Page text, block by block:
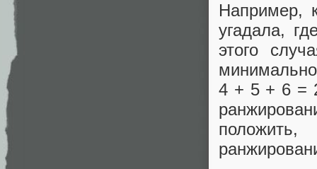
Например,
угадала,
этого
4 + 5 + 6 =